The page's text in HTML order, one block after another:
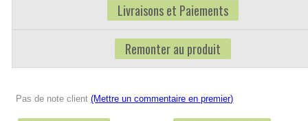
Livraisons et Paiements
Remonter au produit
Pas de note client(Mettre un commentaire en premier)